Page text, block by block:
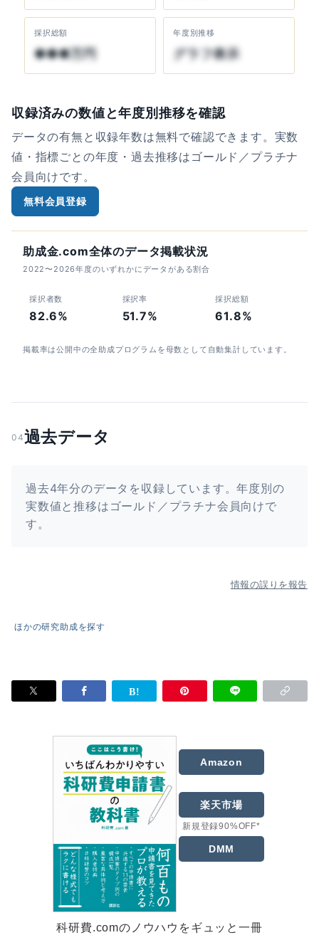
採択総額
●●●万円
年度別推移
グラフ表示
収録済みの数値と年度別推移を確認
データの有無と収録年数は無料で確認できます。実数
値・指標ごとの年度・過去推移はゴールド／プラチナ
会員向けです。
無料会員登録
助成金.com全体のデータ掲載状況
2022〜2026年度のいずれかにデータがある割合
採択者数
82.6%
採択率
51.7%
採択総額
61.8%
掲載率は公開中の全助成プログラムを母数として自動集計しています。
04過去データ
過去4年分のデータを収録しています。年度別の
実数値と推移はゴールド／プラチナ会員向けで
す。
情報の誤りを報告
ほかの研究助成を探す
Amazon
楽天市場
新規登録90%OFF*
DMM
科研費.comのノウハウをギュッと一冊